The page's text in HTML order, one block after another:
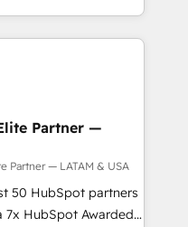
results since 2017
unified systems
to fuel success.
-
Marketing -
CMS Website
transparent,
Partner —
Partner — LATAM & USA
50 HubSpot partners
7x HubSpot Awarded